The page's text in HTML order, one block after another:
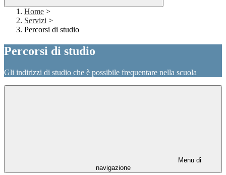
Home >
Servizi >
Percorsi di studio
Percorsi di studio
Gli indirizzi di studio che è possibile frequentare nella scuola
Menu di
navigazione